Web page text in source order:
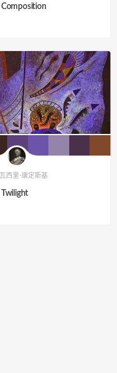
Composition
瓦西里·康定斯基
Twilight